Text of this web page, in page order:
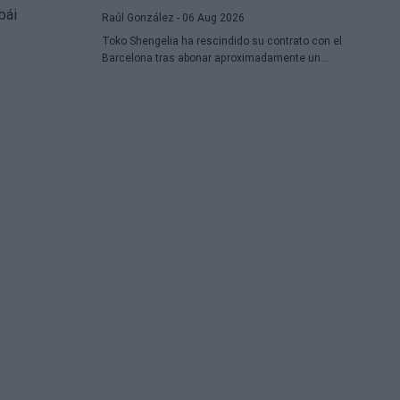
Raúl González - 06 Aug 2026
Toko Shengelia ha rescindido su contrato con el
Barcelona tras abonar aproximadamente un